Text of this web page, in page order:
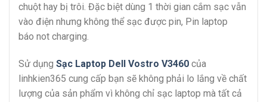
chuột hay bị trôi. Đặc biệt dùng 1 thời gian cắm sạc vẫn
vào điện nhưng không thể sạc được pin, Pin laptop
báo not charging.
Sử dụng Sạc Laptop Dell Vostro V3460 của
linhkien365 cung cấp bạn sẽ không phải lo lắng về chất
lượng của sản phẩm vì không chỉ sạc laptop mà tất cả